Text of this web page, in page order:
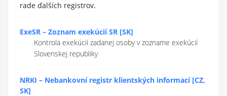
rade ďalších registrov.
ExeSR – Zoznam exekúcií SR [SK]
Kontrola exekúcií zadanej osoby v zozname exekúcií
Slovenskej republiky
NRKI – Nebankovní registr klientských informací[CZ,
SK]